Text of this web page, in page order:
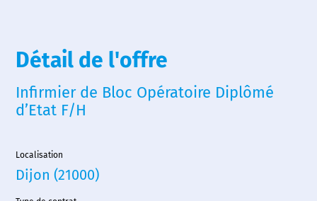
Détail de l'offre
Infirmier de Bloc Opératoire Diplômé
d’Etat F/H
Localisation
Dijon (21000)